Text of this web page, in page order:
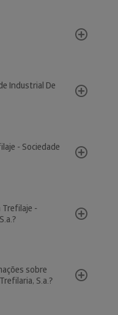
Industrial De
- Sociedade
Trefilaje -
sobre
S.a.?